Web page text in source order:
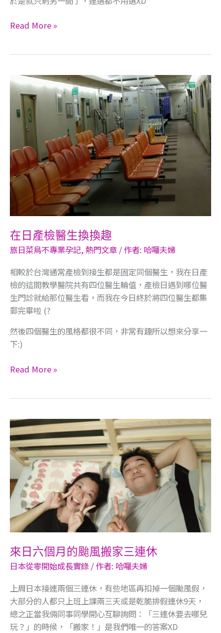
Read More »
在日產檢醫生換換趣
旅日菜鳥不專業孕記,熱門文章 / 作者: 哈囉夫婦
相較於台灣通常產檢到接生都是固定同個醫生，我在日產
檢的這間教學醫院共有四位醫生輪值，產檢日遇到哪位醫
生門診就給那位醫生看，而我在今日終於將四位醫生都集
郵完畢啦 (?​
然後四個醫生的風格都很不同，非常有趣所以想來分享一
下:)
在
日
產
檢
換
換
趣
Read More »
來日六個月的颱風搬家三連休
日本從零開始成長實錄 / 作者: 哈囉夫婦
上周日本接連兩個三連休，有些地區再扣掉一個颱風假，
大部分的人都只上班上課兩三天或是乾脆排假連休9天，
總之正當我倆同事同學開心互聊詢問：「三連休要去哪兒
玩？」的時候，「搬家！」是我們唯一的答案XD
來
日
六
個
月
的
颱
風
搬
三
連